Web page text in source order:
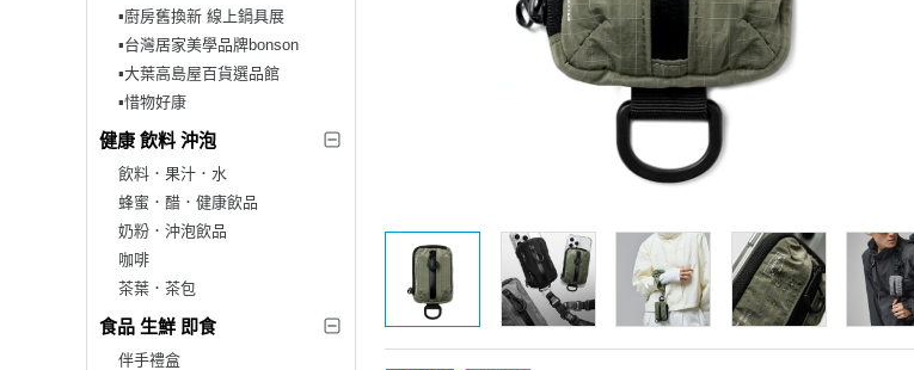
▪︎廚房舊換新 線上鍋具展
▪︎台灣居家美學品牌bonson
▪︎大葉高島屋百貨選品館
▪︎惜物好康
健康 飲料 沖泡
飲料．果汁．水
蜂蜜．醋．健康飲品
奶粉．沖泡飲品
咖啡
茶葉．茶包
食品 生鮮 即食
伴手禮盒